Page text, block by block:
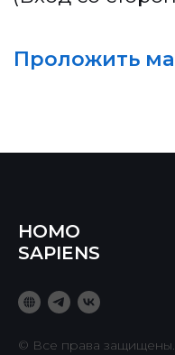
HOMO
SAPIENS
© Все права защищены.